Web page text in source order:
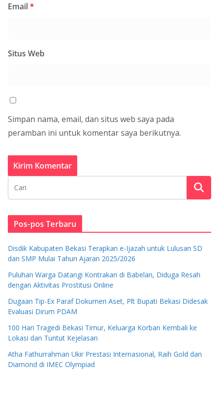
Email*
Situs Web
Simpan nama, email, dan situs web saya pada
peramban ini untuk komentar saya berikutnya.
Pos-pos Terbaru
Disdik Kabupaten Bekasi Terapkan e-Ijazah untuk Lulusan SD
dan SMP Mulai Tahun Ajaran 2025/2026
Puluhan Warga Datangi Kontrakan di Babelan, Diduga Resah
dengan Aktivitas Prostitusi Online
Dugaan Tip-Ex Paraf Dokumen Aset, Plt Bupati Bekasi Didesak
Evaluasi Dirum PDAM
100 Hari Tragedi Bekasi Timur, Keluarga Korban Kembali ke
Lokasi dan Tuntut Kejelasan
Atha Fathurrahman Ukir Prestasi Internasional, Raih Gold dan
Diamond di IMEC Olympiad